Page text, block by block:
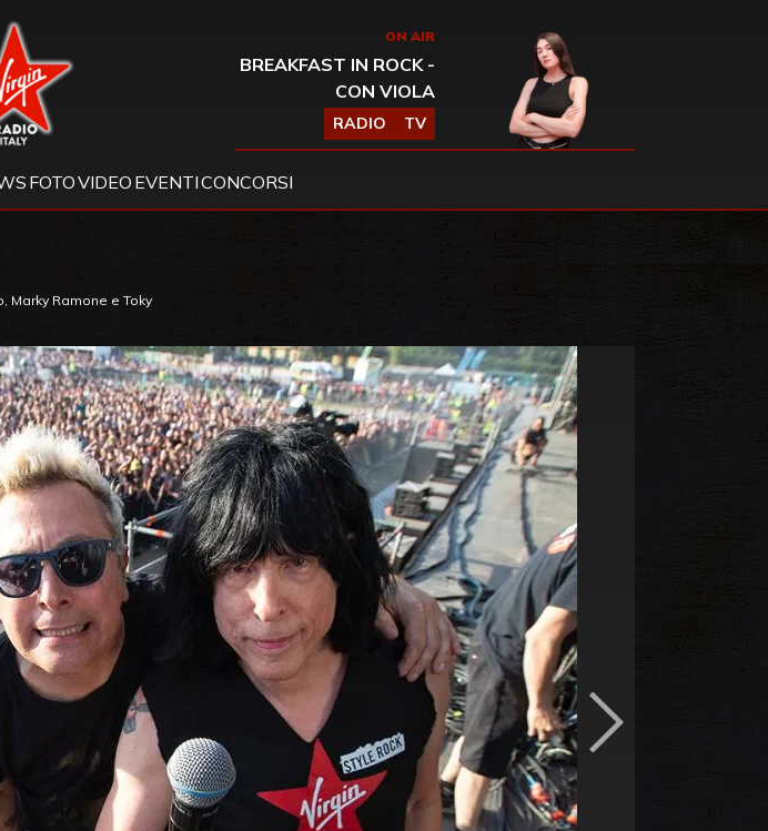
Virgin Radio ON AIR
BREAKFAST IN ROCK -
CON VIOLA
RADIO TV
FOTOVIDEO EVENTICONCORSI
Marky Ramone e Toky